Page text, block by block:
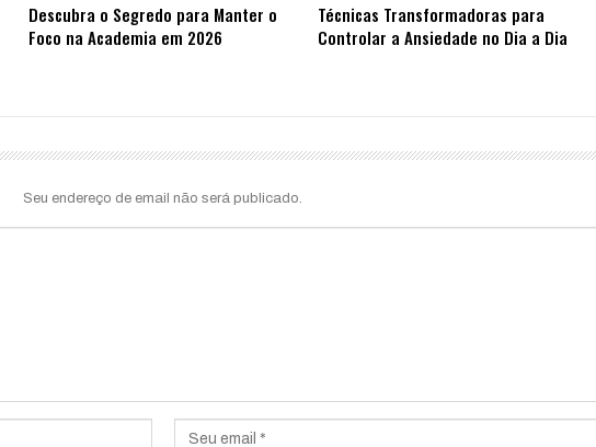
Descubra o Segredo para Manter o
Foco na Academia em 2026
Técnicas Transformadoras para
Controlar a Ansiedade no Dia a Dia
Seu endereço de email não será publicado.